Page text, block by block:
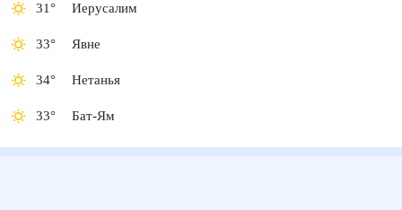
31° Иерусалим
33° Явне
34° Нетанья
33° Бат-Ям